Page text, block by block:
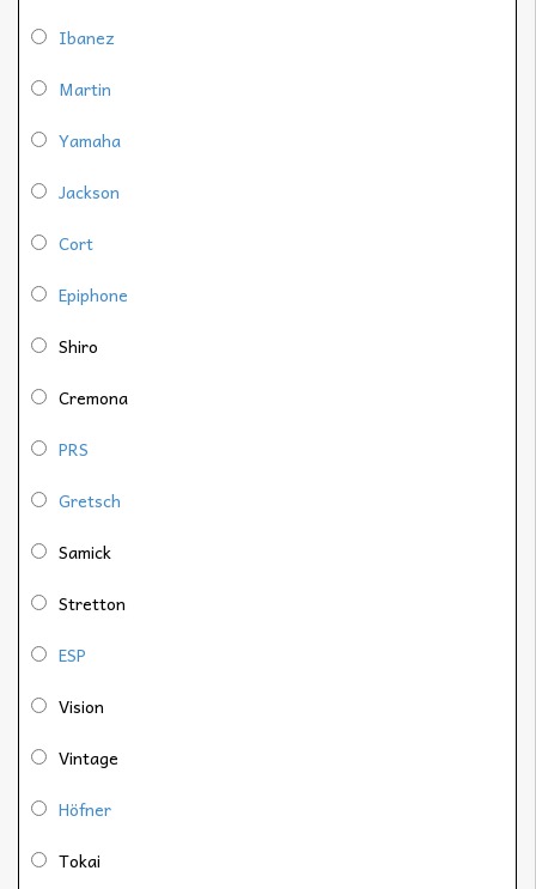
Ibanez
Martin
Yamaha
Jackson
Cort
Epiphone
Shiro
Cremona
PRS
Gretsch
Samick
Stretton
ESP
Vision
Vintage
Höfner
Tokai